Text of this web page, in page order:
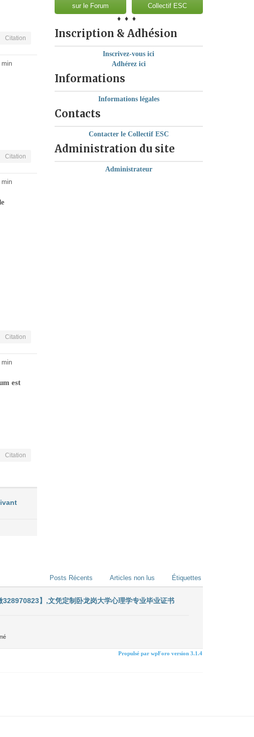
Citation
min
Citation
min
Citation
min
est
Citation
sur le Forum
Collectif ESC
♦ ♦ ♦
Inscription & Adhésion
Inscrivez-vous ici
Adhérez ici
Informations
Informations légales
Contacts
Contacter le Collectif ESC
Administration du site
Administrateur
Posts Récents Articles non lus Étiquettes
】,文凭定制卧龙岗大学心理学专业毕业证书
Propulsé par wpForo version 3.1.4